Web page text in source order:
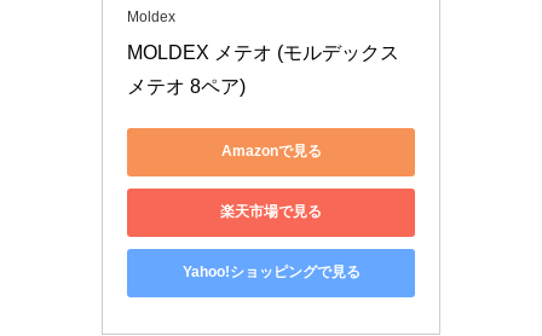
Moldex
MOLDEX メテオ (モルデックス
メテオ 8ペア)
Amazonで見る
楽天市場で見る
Yahoo!ショッピングで見る